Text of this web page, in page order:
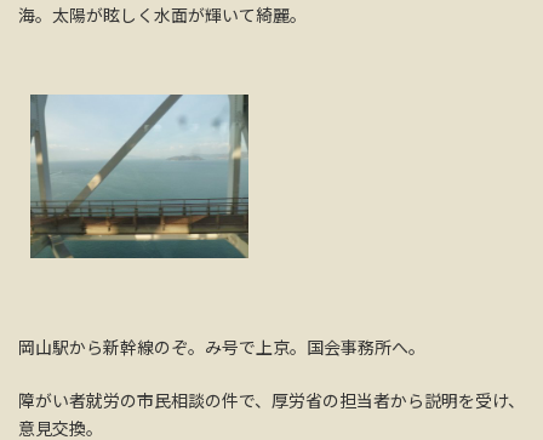
海。太陽が眩しく水面が輝いて綺麗。
岡山駅から新幹線のぞ。み号で上京。国会事務所へ。
障がい者就労の市民相談の件で、厚労省の担当者から説明を受け、
意見交換。